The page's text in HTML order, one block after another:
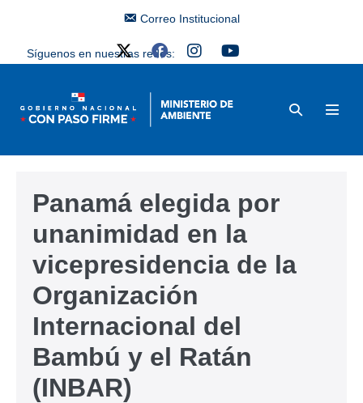
Correo Institucional
Síguenos en nuestras redes:
Panamá elegida por
unanimidad en la
vicepresidencia de la
Organización
Internacional del
Bambú y el Ratán
(INBAR)